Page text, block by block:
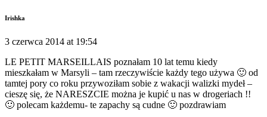
Irishka
3 czerwca 2014 at 19:54
LE PETIT MARSEILLAIS poznałam 10 lat temu kiedy
mieszkałam w Marsyli – tam rzeczywiście każdy tego używa 🙂 od
tamtej pory co roku przywoziłam sobie z wakacji walizki mydeł –
cieszę się, że NARESZCIE można je kupić u nas w drogeriach !!
🙂 polecam każdemu- te zapachy są cudne 🙂 pozdrawiam